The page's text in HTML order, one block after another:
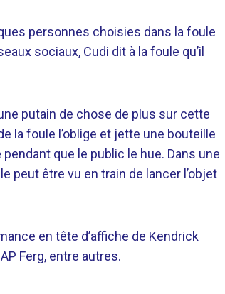
personnes choisies dans la foule
sociaux, Cudi dit à la foule qu’il
putain de chose de plus sur cette
la foule l’oblige et jette une bouteille
que le public le hue. Dans une
peut être vu en train de lancer l’objet
en tête d’affiche de Kendrick
Ferg, entre autres.